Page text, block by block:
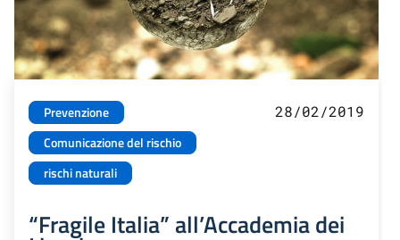
Prevenzione
Comunicazione del rischio
rischi naturali
28/02/2019
“Fragile Italia” all’Accademia dei